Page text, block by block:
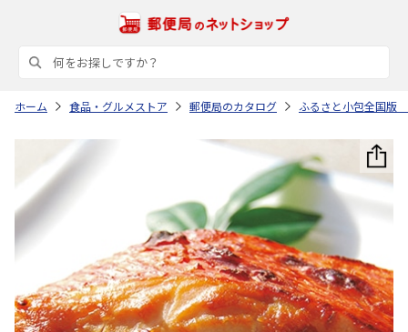
ホーム 食品・グルメストア 郵便局のカタログ ふるさと小包全国版